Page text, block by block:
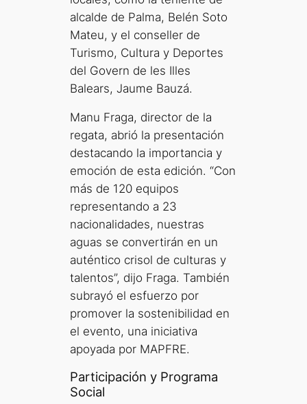
alcalde de Palma, Belén Soto
Mateu, y el conseller de
Turismo, Cultura y Deportes
del Govern de les Illes
Balears, Jaume Bauzá.
Manu Fraga, director de la
regata, abrió la presentación
destacando la importancia y
emoción de esta edición. “Con
más de 120 equipos
representando a 23
nacionalidades, nuestras
aguas se convertirán en un
auténtico crisol de culturas y
talentos”, dijo Fraga. También
subrayó el esfuerzo por
promover la sostenibilidad en
el evento, una iniciativa
apoyada por MAPFRE.
Participación y Programa
Social